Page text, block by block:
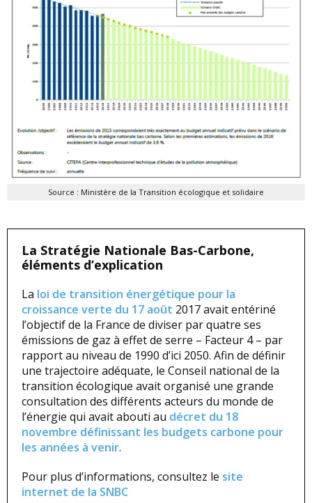
Source : Ministère de la Transition écologique et solidaire
La Stratégie Nationale Bas-Carbone,
éléments d’explication
La loi de transition énergétique pour la
croissance verte du 17 août 2017 avait entériné
l’objectif de la France de diviser par quatre ses
émissions de gaz à effet de serre – Facteur 4 – par
rapport au niveau de 1990 d’ici 2050. Afin de définir
une trajectoire adéquate, le Conseil national de la
transition écologique avait organisé une grande
consultation des différents acteurs du monde de
l’énergie qui avait abouti au décret du 18
novembre définissant les budgets carbone pour
les années à venir.
Pour plus d’informations, consultez le site
internet de la SNBC